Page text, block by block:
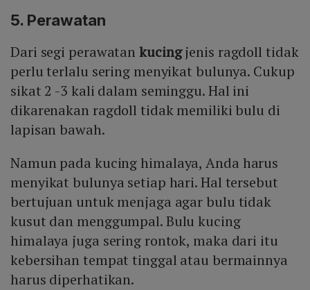
5. Perawatan
Dari segi perawatan kucingjenis ragdoll tidak
perlu terlalu sering menyikat bulunya. Cukup
sikat 2 -3 kali dalam seminggu. Hal ini
dikarenakan ragdoll tidak memiliki bulu di
lapisan bawah.
Namun pada kucing himalaya, Anda harus
menyikat bulunya setiap hari. Hal tersebut
bertujuan untuk menjaga agar bulu tidak
kusut dan menggumpal. Bulu kucing
himalaya juga sering rontok, maka dari itu
kebersihan tempat tinggal atau bermainnya
harus diperhatikan.